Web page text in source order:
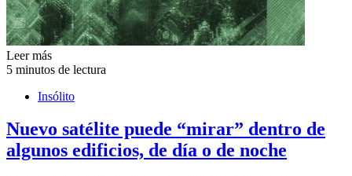
Leer más
5 minutos de lectura
Insólito
Nuevo satélite puede “mirar” dentro de
algunos edificios, de día o de noche